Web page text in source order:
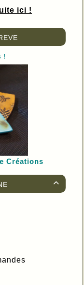
!
Créations

ici !